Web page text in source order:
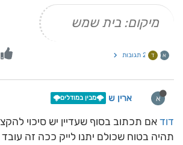
מיקום: בית שמש
א ד 2 תגובות
א ארין ש 🌩️מבין במודלים🌩️
דוד אם תכתוב בסוף שעדיין יש סיכוי
תהיה בטוח שכולם יתנו לייק ככה זה עובד